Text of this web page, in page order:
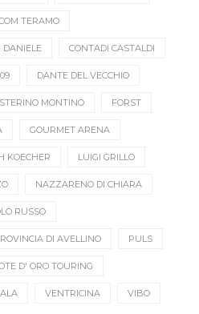
TERAMO
DANIELE CONTADI CASTALDI
DANTE DEL VECCHIO
MONTINO FORST
GOURMET ARENA
KOECHER LUIGI GRILLO
NAZZARENO DI CHIARA
RUSSO
DI AVELLINO PULS
D' ORO TOURING
VENTRICINA VIBO